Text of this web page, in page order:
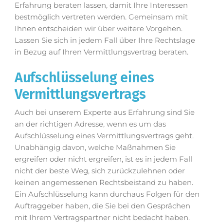
Erfahrung beraten lassen, damit Ihre Interessen
bestmöglich vertreten werden. Gemeinsam mit
Ihnen entscheiden wir über weitere Vorgehen.
Lassen Sie sich in jedem Fall über Ihre Rechtslage
in Bezug auf Ihren Vermittlungsvertrag beraten.
Aufschlüsselung eines
Vermittlungsvertrags
Auch bei unserem Experte aus Erfahrung sind Sie
an der richtigen Adresse, wenn es um das
Aufschlüsselung eines Vermittlungsvertrags geht.
Unabhängig davon, welche Maßnahmen Sie
ergreifen oder nicht ergreifen, ist es in jedem Fall
nicht der beste Weg, sich zurückzulehnen oder
keinen angemessenen Rechtsbeistand zu haben.
Ein Aufschlüsselung kann durchaus Folgen für den
Auftraggeber haben, die Sie bei den Gesprächen
mit Ihrem Vertragspartner nicht bedacht haben.